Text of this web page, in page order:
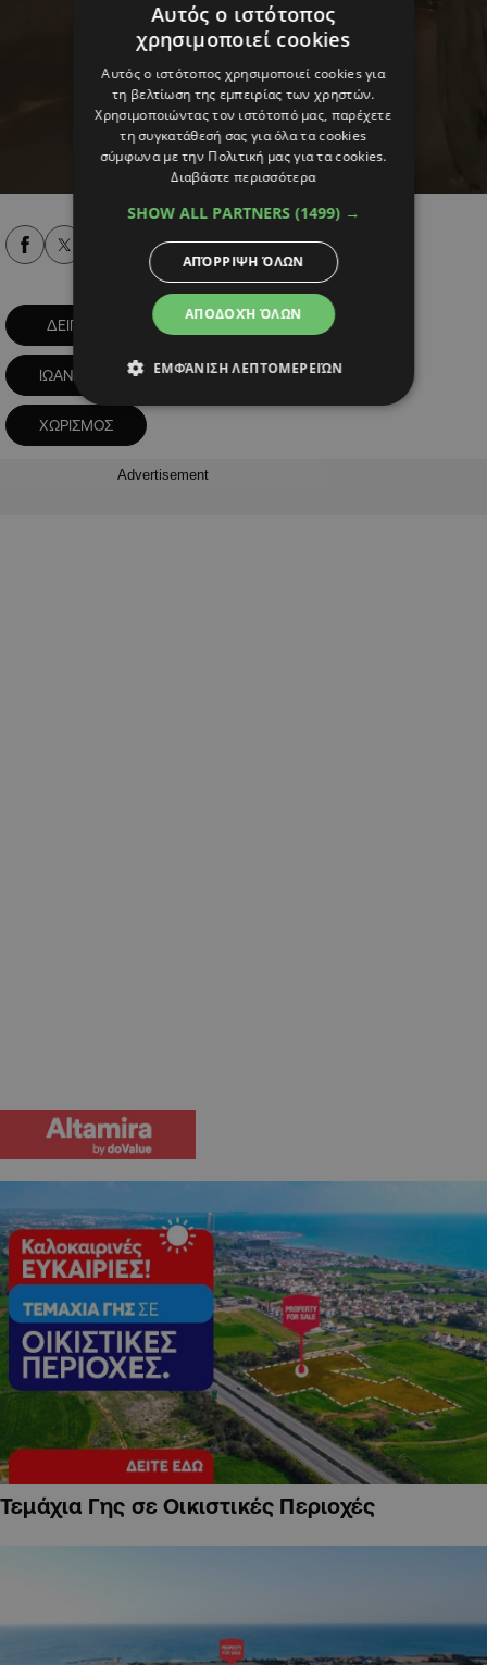
Alpha Podcasts
ΔΕΙΠΝΟ ΔΗΜΗΤΡΗΣ ΑΛΕΞΑΝΔΡΟΥ
ΙΩΑΝΝΑ ΤΟΥΝΗ ΝΕΑ ΣΧΕΣΗ
ΧΩΡΙΣΜΟΣ
Advertisement
Τεμάχια Γης σε Οικιστικές Περιοχές
Αυτός ο ιστότοπος
χρησιμοποιεί cookies
Αυτός ο ιστότοπος χρησιμοποιεί cookies για
τη βελτίωση της εμπειρίας των χρηστών.
Χρησιμοποιώντας τον ιστότοπό μας, παρέχετε
τη συγκατάθεσή σας για όλα τα cookies
σύμφωνα με την Πολιτική μας για τα cookies.
Διαβάστε περισσότερα
SHOW ALL PARTNERS (1499) →
ΑΠΟΔΟΧΉ ΌΛΩΝ
ΑΠΌΡΡΙΨΗ ΌΛΩΝ
ΕΜΦΆΝΙΣΗ ΛΕΠΤΟΜΕΡΕΙΏΝ